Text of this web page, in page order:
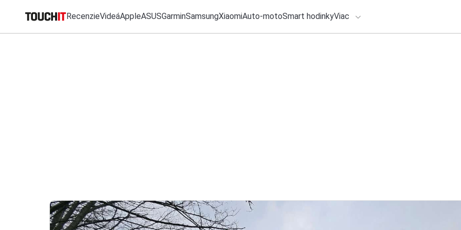
RecenzieVideáAppleASUSGarminSamsungXiaomiAuto-motoSmart hodinkyViac